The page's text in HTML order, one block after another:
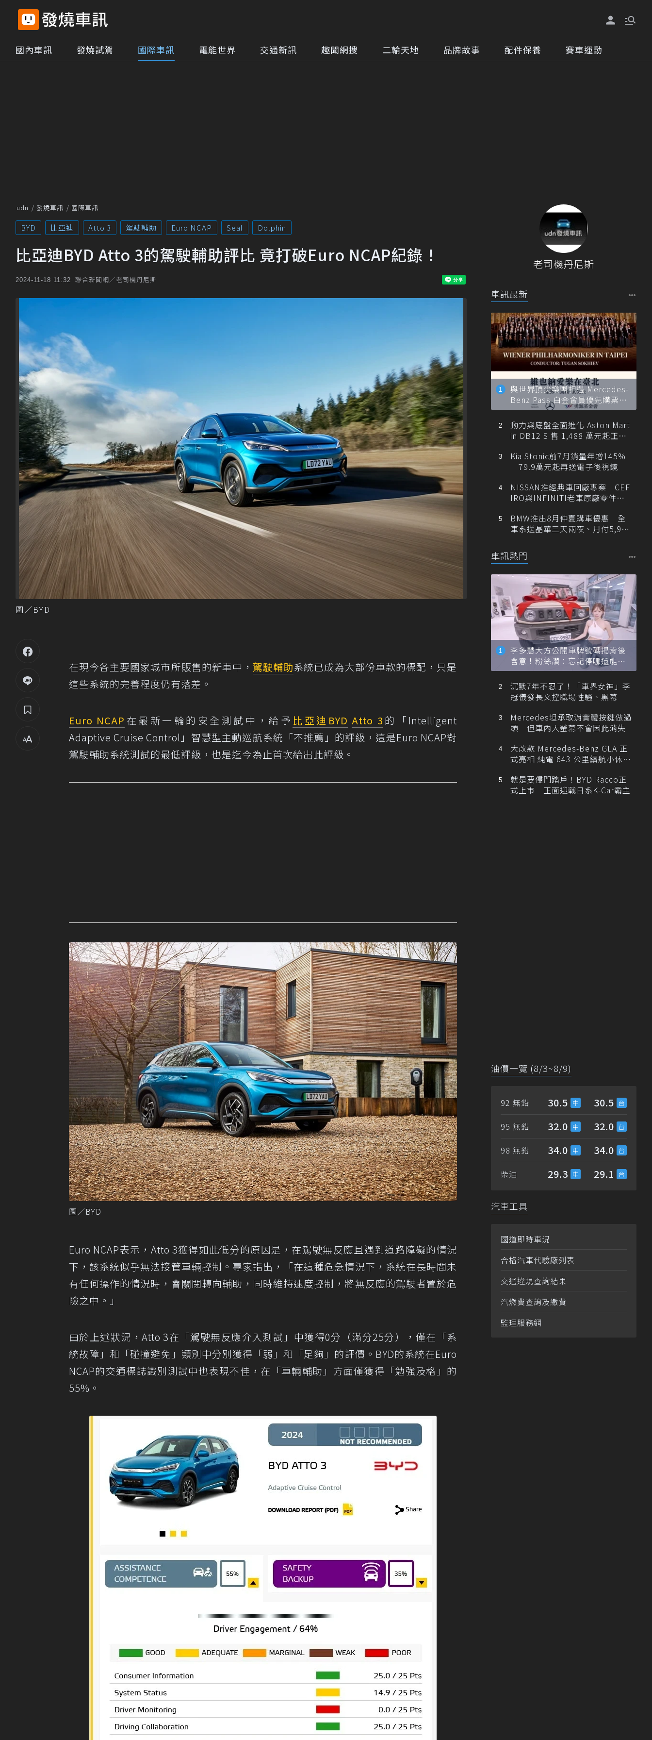
國內車訊 發燒試駕 國際車訊 電能世界 交通新訊 趣聞網搜 二輪天地 品牌故事 配件保養 賽車運動
udn 發燒車訊 國際車訊
BYD 比亞迪 Atto 3 駕駛輔助 Euro NCAP Seal Dolphin
比亞迪BYD Atto 3的駕駛輔助評比 竟打破Euro NCAP紀錄！
2024-11-18 11:32 聯合新聞網／老司機丹尼斯
圖／BYD
在現今各主要國家城市所販售的新車中， 駕駛輔助系統已成為大部份車款的標配，只是
這些系統的完善程度仍有落差。
Euro NCAP 在最新一輪的安全測試中，給予 比亞迪 BYD Atto 3 的「Intelligent
Adaptive Cruise Control」智慧型主動巡航系統「不推薦」的評級，這是Euro NCAP對
駕駛輔助系統測試的最低評級，也是迄今為止首次給出此評級。
圖／BYD
Euro NCAP表示，Atto 3獲得如此低分的原因是，在駕駛無反應且遇到道路障礙的情況
下，該系統似乎無法接管車輛控制。專家指出，「在這種危急情況下，系統在長時間未
有任何操作的情況時，會關閉轉向輔助，同時維持速度控制，將無反應的駕駛者置於危
險之中。」
由於上述狀況，Atto 3在「駕駛無反應介入測試」中獲得0分（滿分25分），僅在「系
統故障」和「碰撞避免」類別中分別獲得「弱」和「足夠」的評價。BYD的系統在Euro
NCAP的交通標誌識別測試中也表現不佳，在「車輛輔助」方面僅獲得「勉強及格」的
55%。
老司機丹尼斯
車訊最新
與世界頂尖樂團相遇 Mercedes-
Benz Pass 白金會員優先購票維
也納愛樂
動力與底盤全面進化 Aston Mart
in DB12 S 售 1,488 萬元起正式
Kia Stonic前7月銷量年增145%
79.9萬元起再送電子後視鏡
NISSAN推經典車回廠專案 CEF
IRO與INFINITI老車原廠零件最
BMW推出8月仲夏購車優惠 全
車系送晶華三天兩夜、月付5,900
車訊熱門
李多慧大方公開車牌號碼揭背後
含意！粉絲讚：忘記停哪還能幫
忙找車
沉默7年不忍了！「車界女神」李
冠儀發長文控職場性騷、黑幕
Mercedes坦承取消實體按鍵做過
頭 但車內大螢幕不會因此消失
大改款 Mercedes-Benz GLA 正
式亮相 純電 643 公里續航小休
就是要侵門踏戶！BYD Racco正
式上市 正面迎戰日系K-Car霸主
油價一覽 (8/3~8/9)
92 無鉛 30.5 30.5
95 無鉛 32.0 32.0
98 無鉛 34.0 34.0
柴油 29.3 29.1
汽車工具
國道即時車況
合格汽車代驗廠列表
交通違規查詢結果
汽燃費查詢及繳費
監理服務網